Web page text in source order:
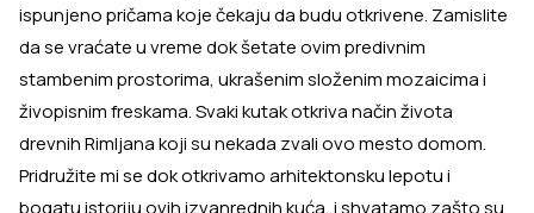
ispunjeno pričama koje čekaju da budu otkrivene. Zamislite
da se vraćate u vreme dok šetate ovim predivnim
stambenim prostorima, ukrašenim složenim mozaicima i
živopisnim freskama. Svaki kutak otkriva način života
drevnih Rimljana koji su nekada zvali ovo mesto domom.
Pridružite mi se dok otkrivamo arhitektonsku lepotu i
bogatu istoriju ovih izvanrednih kuća, i shvatamo zašto su